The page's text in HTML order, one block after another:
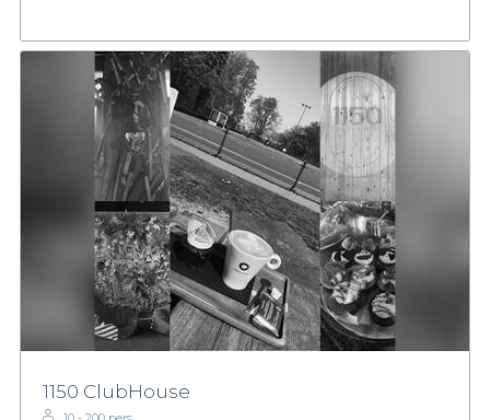
1150 ClubHouse